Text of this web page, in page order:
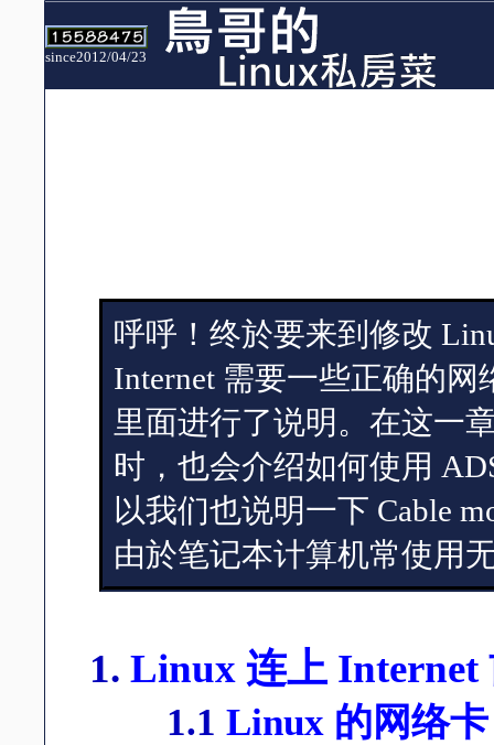
since2012/04/23
呼呼！终於要来到修改
Internet 需要一些正确的
里面进行了说明。在这一
时，也会介绍如何使用
以我们也说明一下 Cable
由於笔记本计算机常使用
1. Linux 连上 Internet
1.1 Linux 的网络卡